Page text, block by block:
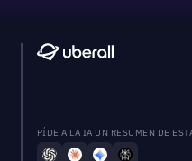
PÍDE A LA IA UN RESUMEN DE